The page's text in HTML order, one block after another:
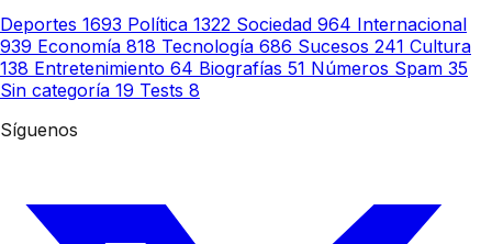
Deportes 1693 Política 1322 Sociedad 964 Internacional
939 Economía 818 Tecnología 686 Sucesos 241 Cultura
138 Entretenimiento 64 Biografías 51 Números Spam 35
Sin categoría 19 Tests 8
Síguenos